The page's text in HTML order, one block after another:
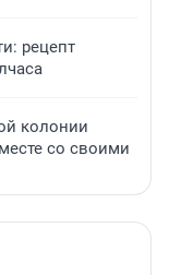
рецепт
колонии
со своими